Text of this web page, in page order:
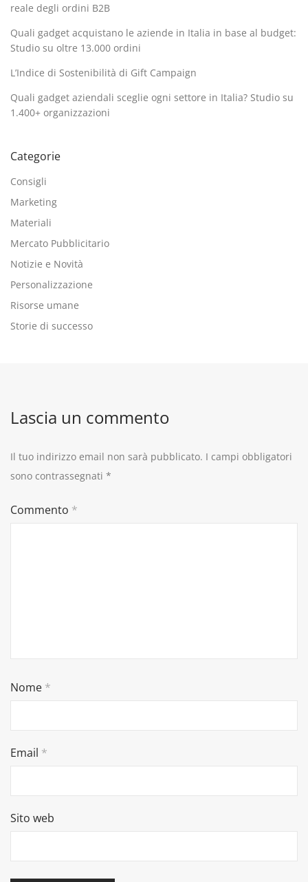
reale degli ordini B2B
Quali gadget acquistano le aziende in Italia in base al budget:
Studio su oltre 13.000 ordini
L’Indice di Sostenibilità di Gift Campaign
Quali gadget aziendali sceglie ogni settore in Italia? Studio su
1.400+ organizzazioni
Categorie
Consigli
Marketing
Materiali
Mercato Pubblicitario
Notizie e Novità
Personalizzazione
Risorse umane
Storie di successo
Lascia un commento
Il tuo indirizzo email non sarà pubblicato. I campi obbligatori
sono contrassegnati *
Commento *
Nome *
Email *
Sito web